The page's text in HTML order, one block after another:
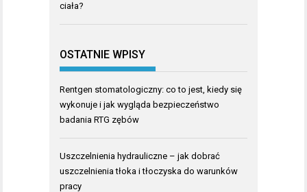
ciała?
OSTATNIE WPISY
Rentgen stomatologiczny: co to jest, kiedy się
wykonuje i jak wygląda bezpieczeństwo
badania RTG zębów
Uszczelnienia hydrauliczne – jak dobrać
uszczelnienia tłoka i tłoczyska do warunków
pracy